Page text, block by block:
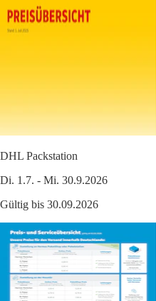
DHL Packstation
Di. 1.7. - Mi. 30.9.2026
Gültig bis 30.09.2026